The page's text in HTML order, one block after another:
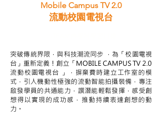
Mobile Campus TV 2.0
流動校園電視台
突破傳統界限，與科技潮流同步 ，為「校園電視
台」重新定義！創立「MOBILE CAMPUS TV 2.0
流動校園電視台 」，摒棄費時建立工作室的模
式，引人機動性極強的流動智能拍攝裝備，專注
啟發學員的共通能力，譔潛能輕鬆發揮，感受創
想得以實現的成功感，推動持續表達創想的動
力。